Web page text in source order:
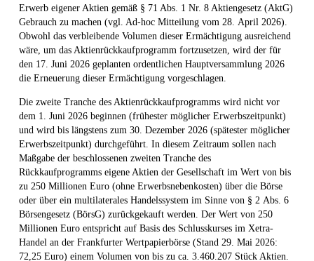
Erwerb eigener Aktien gemäß § 71 Abs. 1 Nr. 8 Aktiengesetz (AktG)
Gebrauch zu machen (vgl. Ad-hoc Mitteilung vom 28. April 2026).
Obwohl das verbleibende Volumen dieser Ermächtigung ausreichend
wäre, um das Aktienrückkaufprogramm fortzusetzen, wird der für
den 17. Juni 2026 geplanten ordentlichen Hauptversammlung 2026
die Erneuerung dieser Ermächtigung vorgeschlagen.
Die zweite Tranche des Aktienrückkaufprogramms wird nicht vor
dem 1. Juni 2026 beginnen (frühester möglicher Erwerbszeitpunkt)
und wird bis längstens zum 30. Dezember 2026 (spätester möglicher
Erwerbszeitpunkt) durchgeführt. In diesem Zeitraum sollen nach
Maßgabe der beschlossenen zweiten Tranche des
Rückkaufprogramms eigene Aktien der Gesellschaft im Wert von bis
zu 250 Millionen Euro (ohne Erwerbsnebenkosten) über die Börse
oder über ein multilaterales Handelssystem im Sinne von § 2 Abs. 6
Börsengesetz (BörsG) zurückgekauft werden. Der Wert von 250
Millionen Euro entspricht auf Basis des Schlusskurses im Xetra-
Handel an der Frankfurter Wertpapierbörse (Stand 29. Mai 2026:
72,25 Euro) einem Volumen von bis zu ca. 3.460.207 Stück Aktien.